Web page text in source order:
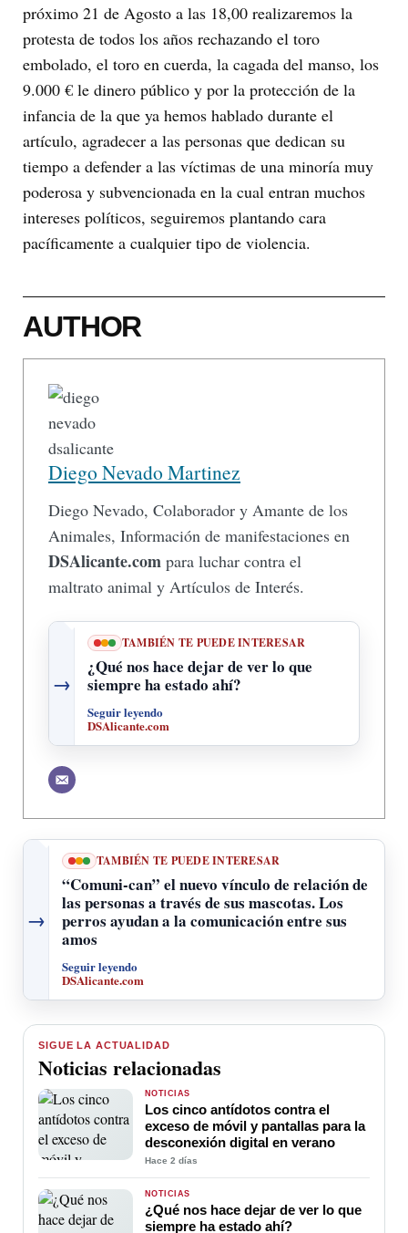
próximo 21 de Agosto a las 18,00 realizaremos la
protesta de todos los años rechazando el toro
embolado, el toro en cuerda, la cagada del manso, los
9.000 € le dinero público y por la protección de la
infancia de la que ya hemos hablado durante el
artículo, agradecer a las personas que dedican su
tiempo a defender a las víctimas de una minoría muy
poderosa y subvencionada en la cual entran muchos
intereses políticos, seguiremos plantando cara
pacíficamente a cualquier tipo de violencia.
AUTHOR
Diego Nevado Martinez
Diego Nevado, Colaborador y Amante de los
Animales, Información de manifestaciones en
DSAlicante.com para luchar contra el
maltrato animal y Artículos de Interés.
→
TAMBIÉN TE PUEDE INTERESAR
¿Qué nos hace dejar de ver lo que
siempre ha estado ahí?
Seguir leyendo
DSAlicante.com
→
TAMBIÉN TE PUEDE INTERESAR
“Comuni-can” el nuevo vínculo de relación de
las personas a través de sus mascotas. Los
perros ayudan a la comunicación entre sus
amos
Seguir leyendo
DSAlicante.com
SIGUE LA ACTUALIDAD
Noticias relacionadas
NOTICIAS
Los cinco antídotos contra el
exceso de móvil y pantallas para la
desconexión digital en verano
Hace 2 días
NOTICIAS
¿Qué nos hace dejar de ver lo que
siempre ha estado ahí?